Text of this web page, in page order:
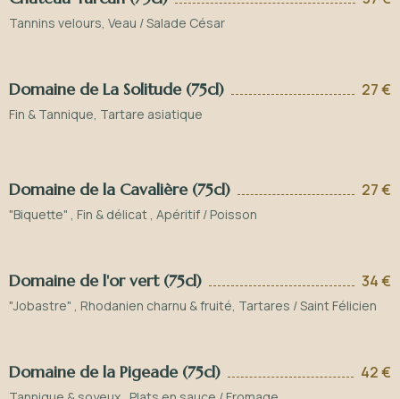
Tannins velours, Veau / Salade César
Domaine de La Solitude (75cl) 27 €
Fin & Tannique, Tartare asiatique
Domaine de la Cavalière (75cl) 27 €
"Biquette" , Fin & délicat , Apéritif / Poisson
Domaine de l'or vert (75cl) 34 €
"Jobastre" , Rhodanien charnu & fruité, Tartares / Saint Félicien
Domaine de la Pigeade (75cl) 42 €